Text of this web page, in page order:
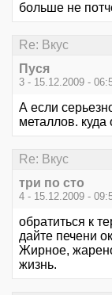
больше не
Re: Вкус
Пуся
3 - 15.12.2009 -
А если
металлов. куда
Re: Вкус
три по сто
4 - 15.12.2009 -
обратиться к
дайте печени
Жирное,
жизнь.